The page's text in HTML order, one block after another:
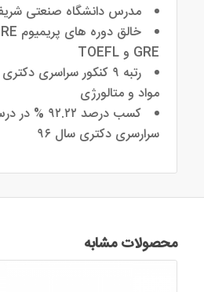
مدرس دانشگاه صنعتی
GRE و TOEFL
مواد و متالورژی
کسب درصد
سرارسری دکتری سال ۹۶
محصولات مشابه